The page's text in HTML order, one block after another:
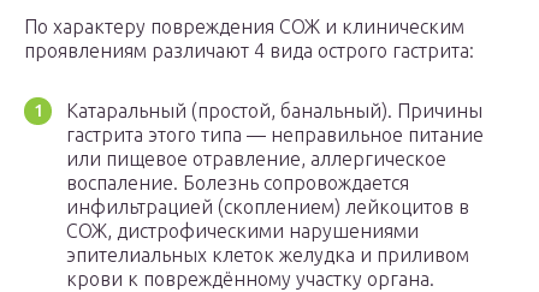
По характеру повреждения СОЖ и клиническим
проявлениям различают 4 вида острого гастрита:
Катаральный (простой, банальный). Причины
гастрита этого типа — неправильное питание
или пищевое отравление, аллергическое
воспаление. Болезнь сопровождается
инфильтрацией (скоплением) лейкоцитов в
СОЖ, дистрофическими нарушениями
эпителиальных клеток желудка и приливом
крови к повреждённому участку органа.